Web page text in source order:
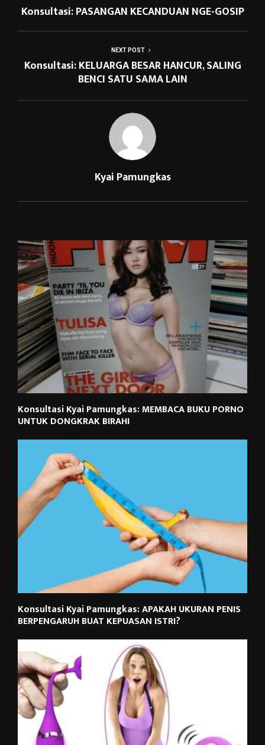
Konsultasi: PASANGAN KECANDUAN NGE-GOSIP
NEXT POST
Konsultasi: KELUARGA BESAR HANCUR, SALING
BENCI SATU SAMA LAIN
Kyai Pamungkas
Konsultasi Kyai Pamungkas: MEMBACA BUKU PORNO
UNTUK DONGKRAK BIRAHI
Konsultasi Kyai Pamungkas: APAKAH UKURAN PENIS
BERPENGARUH BUAT KEPUASAN ISTRI?